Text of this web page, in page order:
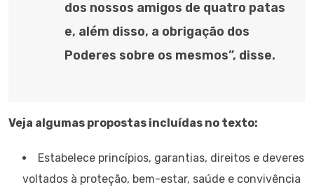
dos nossos amigos de quatro patas
e, além disso, a obrigação dos
Poderes sobre os mesmos”, disse.
Veja algumas propostas incluídas no texto:
Estabelece princípios, garantias, direitos e deveres
voltados à proteção, bem-estar, saúde e convivência